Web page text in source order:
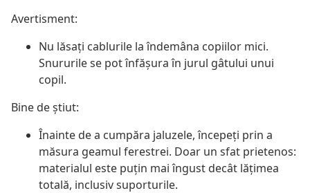
Avertisment:
Nu lăsați cablurile la îndemâna copiilor mici.
Snururile se pot înfăşura în jurul gâtului unui
copil.
Bine de știut:
Înainte de a cumpăra jaluzele, începeți prin a
măsura geamul ferestrei. Doar un sfat prietenos:
materialul este puțin mai îngust decât lățimea
totală, inclusiv suporturile.